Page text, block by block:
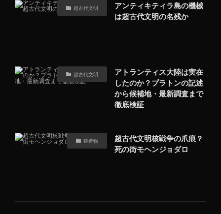
超古代文明
アンティキティラ島の機械
は超古代文明の名残か
超古代文明
アトランティス大陸は実在
したのか？プラトンの記述
から候補地・最新調査まで
徹底検証
建造物
超古代文明核戦争の爪痕？
死の街モヘンジョダロ